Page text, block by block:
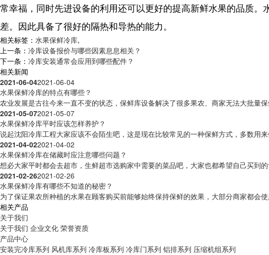
常幸福，同时先进设备的利用还可以更好的提高新鲜水果的品质
差。因此具备了很好的隔热和导热的能力。
相关标签： 水果保鲜冷库,
上一条： 冷库设备报价与哪些因素息息相关？
下一条： 冷库安装通常会应用到哪些配件？
相关新闻
2021-06-042021-06-04
水果保鲜冷库的特点有哪些？
农业发展是古往今来一直不变的状态，保鲜库设备解决了很多果农、商家无法大批量
2021-05-072021-05-07
水果保鲜冷库平时应该怎样养护？
说起沈阳冷库工程大家应该不会陌生吧，这是现在比较常见的一种保鲜方式，多数用
2021-04-022021-04-02
水果保鲜冷库在储藏时应注意哪些问题？
想必大家平时都会去超市，生鲜超市选购家中需要的菜品吧，大家也都希望自己买到
2021-02-262021-02-26
水果保鲜冷库有哪些不知道的秘密？
为了保证果农所种植的水果在顾客购买前能够始终保持保鲜的效果，大部分商家都会
相关产品
关于我们
关于我们 企业文化 荣誉资质
产品中心
安装完冷库系列 风机库系列 冷库板系列 冷库门系列 铝排系列 压缩机组系列